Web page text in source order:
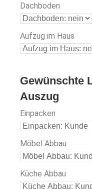
Dachboden
Aufzug im Haus
Gewünschte
Auszug
Einpacken
Möbel Abbau
Küche Abbau